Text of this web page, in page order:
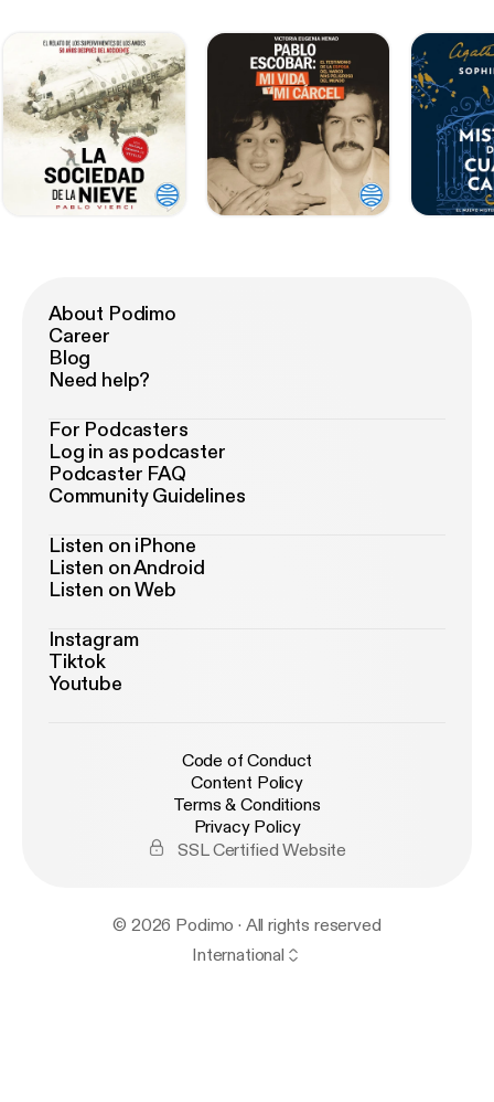
About Podimo
Career
Blog
Need help?
For Podcasters
Log in as podcaster
Podcaster FAQ
Community Guidelines
Listen on iPhone
Listen on Android
Listen on Web
Instagram
Tiktok
Youtube
Code of Conduct
Content Policy
Terms & Conditions
Privacy Policy
SSL Certified Website
© 2026 Podimo · All rights reserved
International